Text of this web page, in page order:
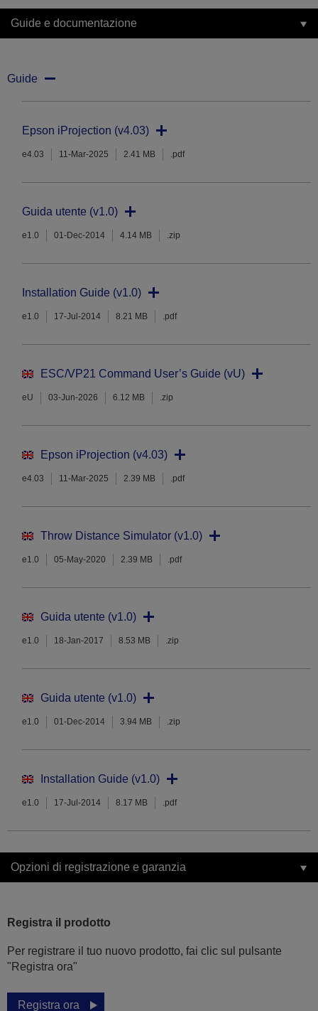
Guide e documentazione
Guide
Epson iProjection (v4.03)
e4.03 11-Mar-2025 2.41 MB .pdf
Guida utente (v1.0)
e1.0 01-Dec-2014 4.14 MB .zip
Installation Guide (v1.0)
e1.0 17-Jul-2014 8.21 MB .pdf
ESC/VP21 Command User’s Guide (vU)
eU 03-Jun-2026 6.12 MB .zip
Epson iProjection (v4.03)
e4.03 11-Mar-2025 2.39 MB .pdf
Throw Distance Simulator (v1.0)
e1.0 05-May-2020 2.39 MB .pdf
Guida utente (v1.0)
e1.0 18-Jan-2017 8.53 MB .zip
Guida utente (v1.0)
e1.0 01-Dec-2014 3.94 MB .zip
Installation Guide (v1.0)
e1.0 17-Jul-2014 8.17 MB .pdf
Opzioni di registrazione e garanzia
Registra il prodotto
Per registrare il tuo nuovo prodotto, fai clic sul pulsante
"Registra ora"
Registra ora